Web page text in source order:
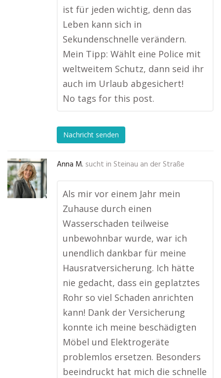
ist für jeden wichtig, denn das
Leben kann sich in
Sekundenschnelle verändern.
Mein Tipp: Wählt eine Police mit
weltweitem Schutz, dann seid ihr
auch im Urlaub abgesichert!
No tags for this post.
Nachricht senden
Anna M. sucht in Steinau an der Straße
Als mir vor einem Jahr mein
Zuhause durch einen
Wasserschaden teilweise
unbewohnbar wurde, war ich
unendlich dankbar für meine
Hausratversicherung. Ich hätte
nie gedacht, dass ein geplatztes
Rohr so viel Schaden anrichten
kann! Dank der Versicherung
konnte ich meine beschädigten
Möbel und Elektrogeräte
problemlos ersetzen. Besonders
beeindruckt hat mich die schnelle